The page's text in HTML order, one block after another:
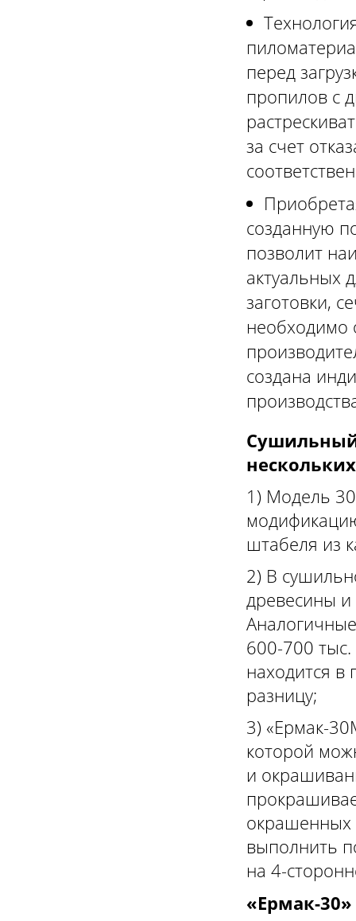
перед
пропилов с
за счет
созданную
позволит
актуальных
заготовки,
необходимо
создана
Сушильный
1) Модель
штабеля из
2) В
древесины и
600-700 тыс.
находится в
разницу;
3) «Ермак-
которой
и
окрашенных
выполнить
на 4-
«Ермак-